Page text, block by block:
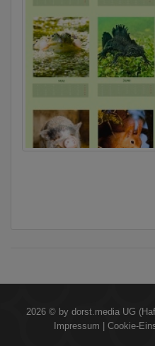
2026 © by dorst.media UG
Impressum
Cookie-